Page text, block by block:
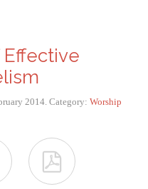
2014. Category: Worship
